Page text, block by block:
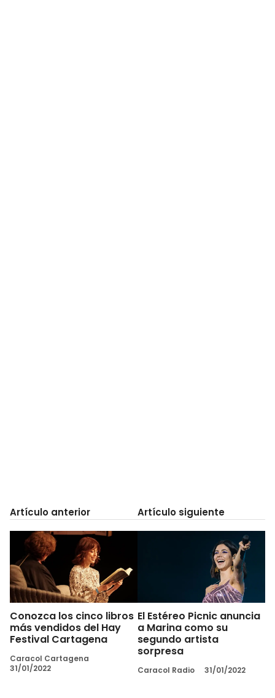
Artículo anterior
Conozca los cinco libros
más vendidos del Hay
Festival Cartagena
Caracol Cartagena
31/01/2022
Artículo siguiente
El Estéreo Picnic anuncia
a Marina como su
segundo artista
sorpresa
Caracol Radio 31/01/2022